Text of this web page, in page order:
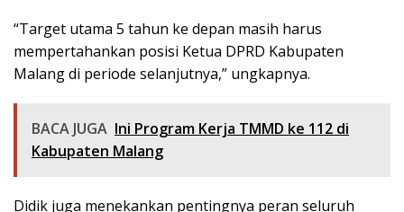
“Target utama 5 tahun ke depan masih harus
mempertahankan posisi Ketua DPRD Kabupaten
Malang di periode selanjutnya,” ungkapnya.
BACA JUGA Ini Program Kerja TMMD ke 112 di
Kabupaten Malang
Didik juga menekankan pentingnya peran seluruh